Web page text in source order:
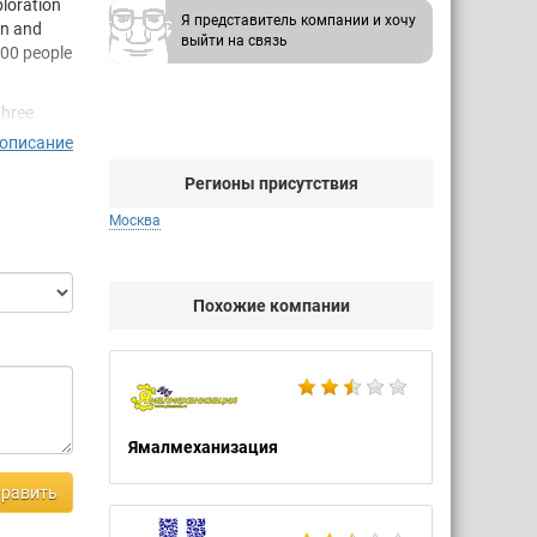
Я представитель компании и хочу
выйти на связь
Регионы присутствия
Москва
Похожие компании
Ямалмеханизация
and
people
a
on its
and